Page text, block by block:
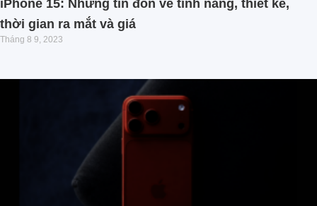
iPhone 15: Những tin đồn về tính năng, thiết kế,
thời gian ra mắt và giá
Tháng 8 9, 2023